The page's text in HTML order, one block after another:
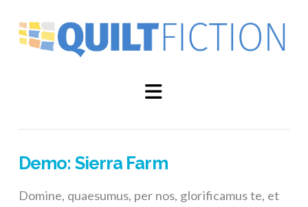
Navigation
Demo: Sierra Farm
Domine, quaesumus, per nos, glorificamus te, et